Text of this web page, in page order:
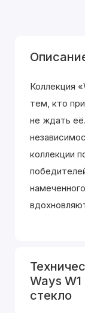
Коллекция
тем, кто
не ждать
коллекции
Ways
стекло